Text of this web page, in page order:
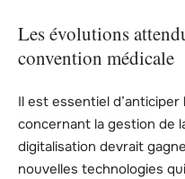
Les évolutions
convention médicale
Il est essentiel
concernant la gestion de
digitalisation devrait
nouvelles technologies